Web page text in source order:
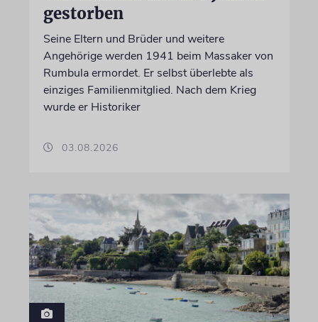
gestorben
Seine Eltern und Brüder und weitere
Angehörige werden 1941 beim Massaker von
Rumbula ermordet. Er selbst überlebte als
einziges Familienmitglied. Nach dem Krieg
wurde er Historiker
03.08.2026